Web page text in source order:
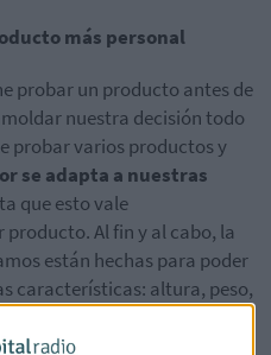
más personal
probar un producto antes de
nuestra decisión todo
probar varios productos y
se adapta a nuestras
que esto vale
Al fin y al cabo, la
están hechas para poder
características: altura, peso,